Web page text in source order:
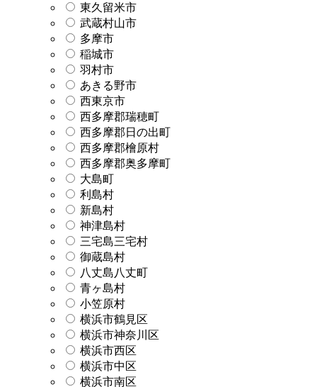
東久留米市
武蔵村山市
多摩市
稲城市
羽村市
あきる野市
西東京市
西多摩郡瑞穂町
西多摩郡日の出町
西多摩郡檜原村
西多摩郡奥多摩町
大島町
利島村
新島村
神津島村
三宅島三宅村
御蔵島村
八丈島八丈町
青ヶ島村
小笠原村
横浜市鶴見区
横浜市神奈川区
横浜市西区
横浜市中区
横浜市南区